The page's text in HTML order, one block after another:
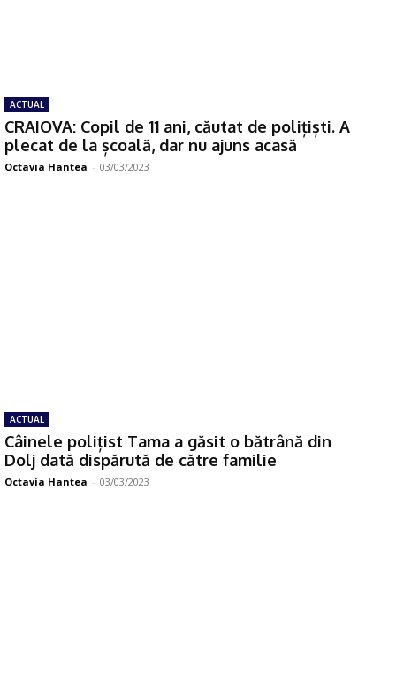
ACTUAL
CRAIOVA: Copil de 11 ani, căutat de polițiști. A
plecat de la școală, dar nu ajuns acasă
Octavia Hantea - 03/03/2023
ACTUAL
Câinele polițist Tama a găsit o bătrână din
Dolj dată dispărută de către familie
Octavia Hantea - 03/03/2023